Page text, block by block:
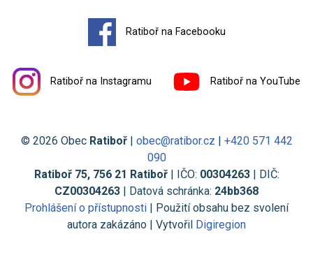
Ratiboř na Facebooku
Ratiboř na Instagramu Ratiboř na YouTube
© 2026 Obec Ratiboř| obec@ratibor.cz
+420 571 442
090
Ratiboř 75, 756 21 Ratiboř| IČO: 00304263| DIČ:
CZ00304263 | Datová schránka: 24bb368
Prohlášení o přístupnosti | Použití obsahu bez svolení
autora zakázáno | Vytvořil Digiregion